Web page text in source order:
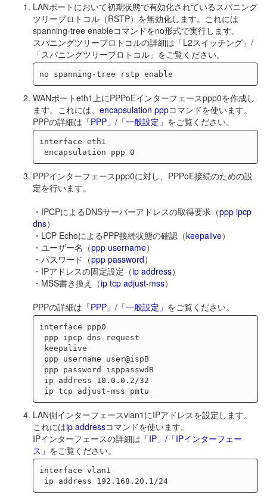
LANポートにおいて初期状態で有効化されているスパニング
ツリープロトコル（RSTP）を無効化します。これには
spanning-tree enableコマンドをno形式で実行します。
スパニングツリープロトコルの詳細は「L2スイッチング」/
「スパニングツリープロトコル」をご覧ください。
WANポートeth1上にPPPoEインターフェースppp0を作成し
ます。これには、 encapsulation pppコマンドを使います。
PPPの詳細は 「PPP」/「一般設定」 をご覧ください。
interface eth1
PPPインターフェースppp0に対し、PPPoE接続のための設
定を行います。
・IPCPによるDNSサーバーアドレスの取得要求（ppp ipcp
dns）
・LCP EchoによるPPP接続状態の確認（keepalive）
・ユーザー名（ppp username）
・パスワード（ppp password）
・IPアドレスの固定設定（ip address）
・MSS書き換え（ip tcp adjust-mss）
PPPの詳細は 「PPP」/「一般設定」 をご覧ください。
interface ppp0
LAN側インターフェースvlan1にIPアドレスを設定します。
これにはip addressコマンドを使います。
IPインターフェースの詳細は 「IP」/「IPインターフェー
ス」 をご覧ください。
interface vlan1
ip address 192.168.20.1/24